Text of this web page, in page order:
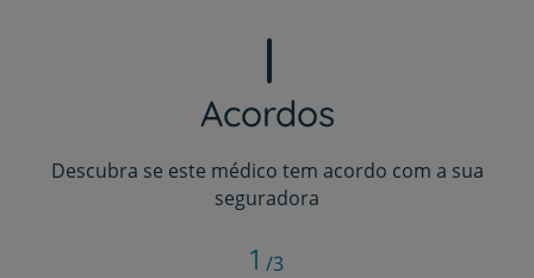
Acordos
Descubra se este médico tem acordo com a sua
seguradora
1 /3